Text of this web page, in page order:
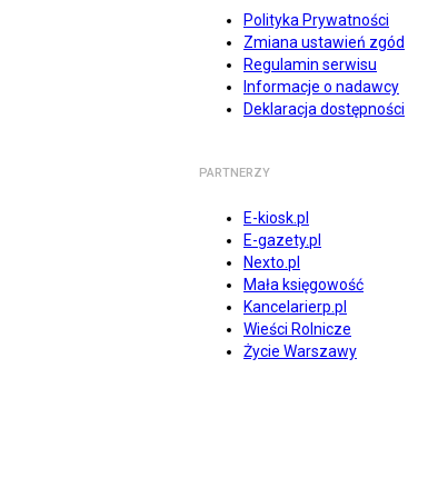
Polityka Prywatności
Zmiana ustawień zgód
Regulamin serwisu
Informacje o nadawcy
Deklaracja dostępności
PARTNERZY
E-kiosk.pl
E-gazety.pl
Nexto.pl
Mała księgowość
Kancelarierp.pl
Wieści Rolnicze
Życie Warszawy